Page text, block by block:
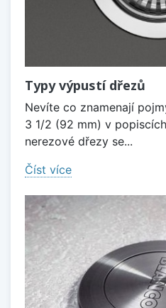
Typy výpustí dřezů
Nevíte co znamenají
3 1/2 (92 mm) v
nerezové dřezy se...
Číst více